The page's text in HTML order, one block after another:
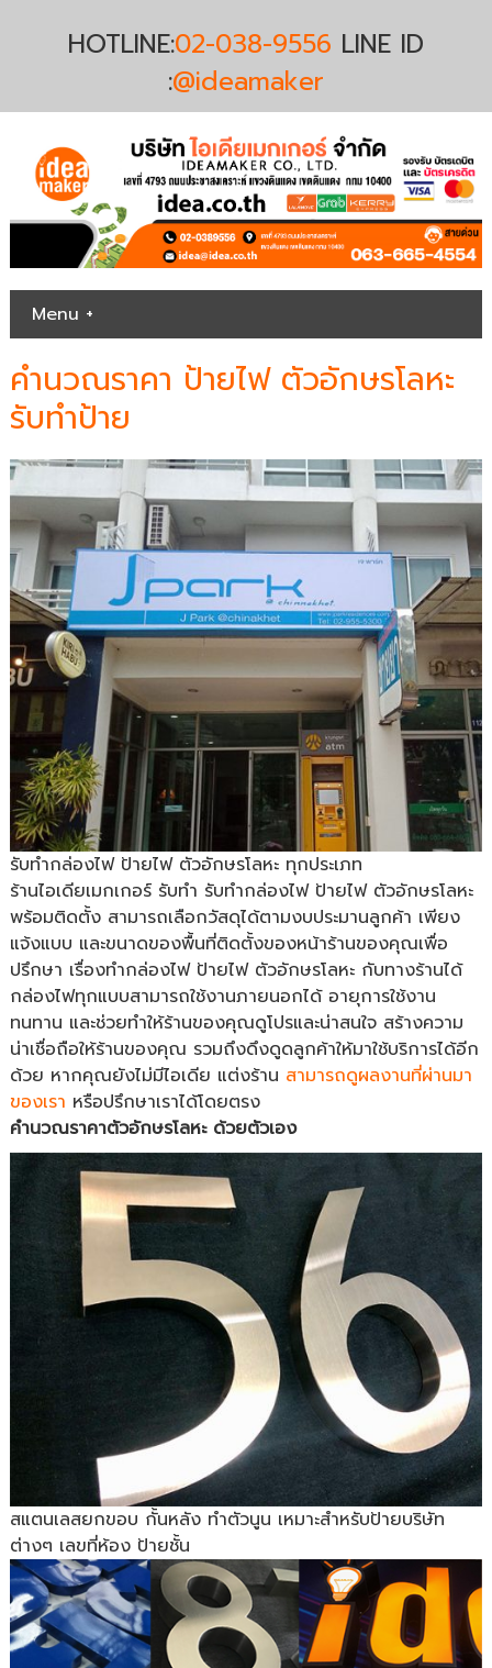
HOTLINE:02-038-9556 LINE ID
:@ideamaker
Menu +
คำนวณราคา ป้ายไฟ ตัวอักษรโลหะ
รับทำป้าย
รับทำกล่องไฟ ป้ายไฟ ตัวอักษรโลหะ ทุกประเภท
ร้านไอเดียเมกเกอร์ รับทำ รับทำกล่องไฟ ป้ายไฟ ตัวอักษรโลหะ
พร้อมติดตั้ง สามารถเลือกวัสดุได้ตามงบประมานลูกค้า เพียง
แจ้งแบบ และขนาดของพื้นที่ติดตั้งของหน้าร้านของคุณเพื่อ
ปรึกษา เรื่องทำกล่องไฟ ป้ายไฟ ตัวอักษรโลหะ กับทางร้านได้
กล่องไฟทุกแบบสามารถใช้งานภายนอกได้ อายุการใช้งาน
ทนทาน และช่วยทำให้ร้านของคุณดูโปรและน่าสนใจ สร้างความ
น่าเชื่อถือให้ร้านของคุณ รวมถึงดึงดูดลูกค้าให้มาใช้บริการได้อีก
ด้วย หากคุณยังไม่มีไอเดีย แต่งร้าน สามารถดูผลงานที่ผ่านมา
ของเรา หรือปรึกษาเราได้โดยตรง
คำนวณราคาตัวอักษรโลหะ ด้วยตัวเอง
สแตนเลสยกขอบ กั้นหลัง ทำตัวนูน เหมาะสำหรับป้ายบริษัท
ต่างๆ เลขที่ห้อง ป้ายชั้น